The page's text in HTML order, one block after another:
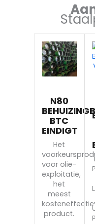
N80
BTC
EINDIGT
Het
voor olie-
exploitatie,
het
meest
product.